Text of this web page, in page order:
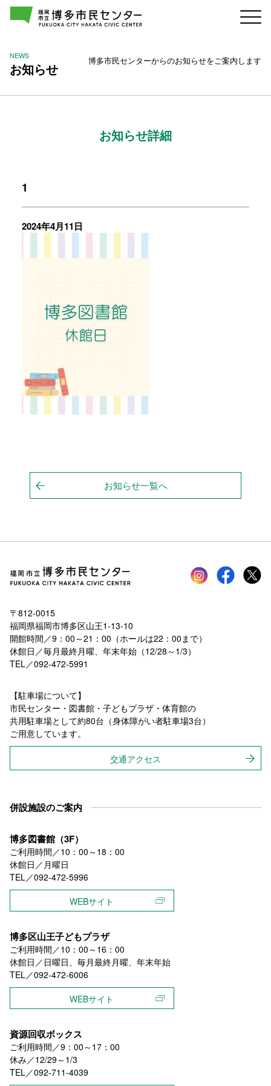
NEWS
お知らせ 博多市民センターからのお知らせをご案内します
お知らせ詳細
1
2024年4月11日
お知らせ一覧へ
Instagramfacebook
〒812-0015
福岡県福岡市博多区山王1-13-10
開館時間／9：00～21：00（ホールは22：00まで）
休館日／毎月最終月曜、年末年始（12/28～1/3）
TEL／092-472-5991
【駐車場について】
市民センター・図書館・子どもプラザ・体育館の
共用駐車場として約80台（身体障がい者駐車場3台）
ご用意しています。
交通アクセス
併設施設のご案内
博多図書館（3F）
ご利用時間／10：00～18：00
休館日／月曜日
TEL／092-472-5996
WEBサイト
博多区山王子どもプラザ
ご利用時間／10：00～16：00
休館日／日曜日、毎月最終月曜、年末年始
TEL／092-472-6006
WEBサイト
資源回収ボックス
ご利用時間／9：00～17：00
休み／12/29～1/3
TEL／092-711-4039